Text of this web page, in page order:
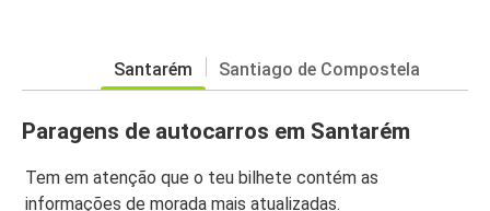
Santarém Santiago de Compostela
Paragens de autocarros em Santarém
Tem em atenção que o teu bilhete contém as
informações de morada mais atualizadas.